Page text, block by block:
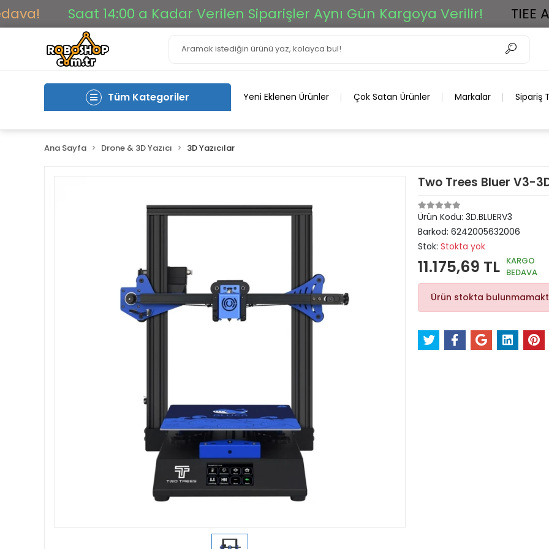
Saat 14:00 a Kadar Verilen Siparişler Aynı Gün Kargoya Verilir! TIEE Ar-
Tüm Kategoriler Yeni Eklenen Ürünler Çok Satan Ürünler Markalar Sipariş
Ana Sayfa Drone & 3D Yazıcı 3D Yazıcılar
Two Trees Bluer V3-3D
Ürün Kodu: 3D.BLUERV3
Barkod: 6242005632006
Stok: Stokta yok
11.175,69 TL KARGO
BEDAVA
Ürün stokta